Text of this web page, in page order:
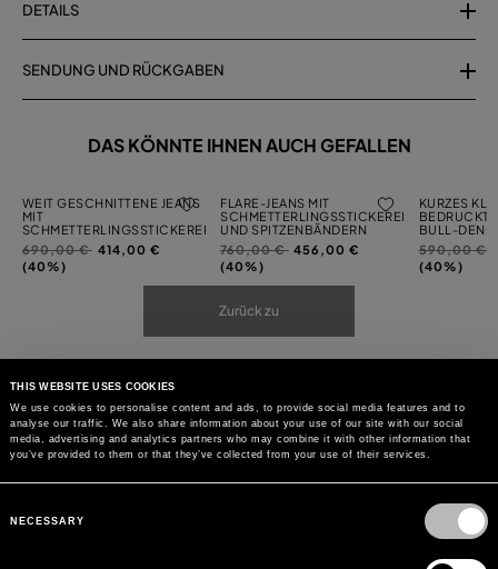
THIS WEBSITE USES COOKIES
We use cookies to personalise content and ads, to provide social media features and to
analyse our traffic. We also share information about your use of our site with our social
media, advertising and analytics partners who may combine it with other information that
you’ve provided to them or that they’ve collected from your use of their services.
Selection
NECESSARY
DETAILS
SENDUNG UND RÜCKGABEN
DAS KÖNNTE IHNEN AUCH GEFALLEN
WEIT GESCHNITTENE JEANS
MIT
SCHMETTERLINGSSTICKEREI
Preis
reduziert
690,00 €auf
414,00 €
(40%)
FLARE-JEANS MIT
SCHMETTERLINGSSTICKEREI
UND SPITZENBÄNDERN
Preis
reduziert
760,00 €auf
456,00 €
(40%)
KURZES
BULL-
Preis
reduziert
590,00 €
(40%)
Zurück zu